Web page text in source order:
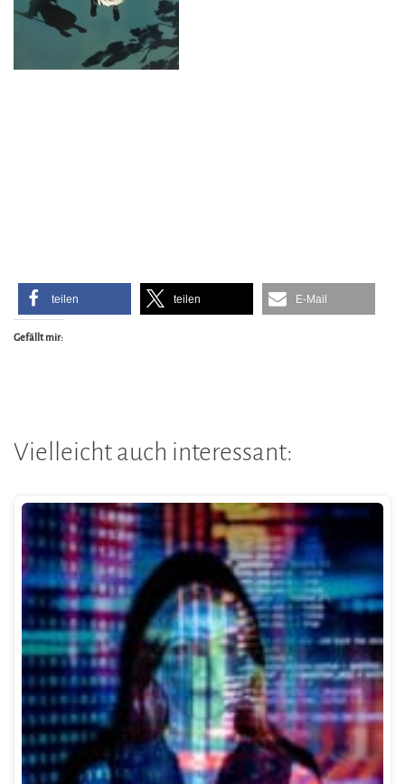
teilen teilen E-Mail
Gefällt mir:
Vielleicht auch interessant: